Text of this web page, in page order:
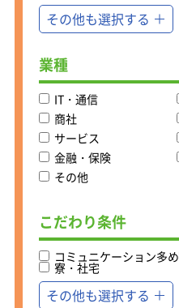
その他も選択する
業種
IT・通信
商社
サービス
金融・保険
その他
こだわり条件
コミュニケーション多め
寮・社宅
その他も選択する